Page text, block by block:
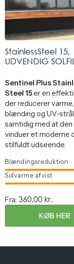
StainlessSteel 15,
UDVENDIG
Sentinel Plus
Steel 15er en
der reducerer varme,
blænding og UV-
samtidig med at
vinduer et moderne
stilfuldt udseende.
Blændingsreduktion
Solvarme afvist
Fra: 360,00 kr.
KØB HER